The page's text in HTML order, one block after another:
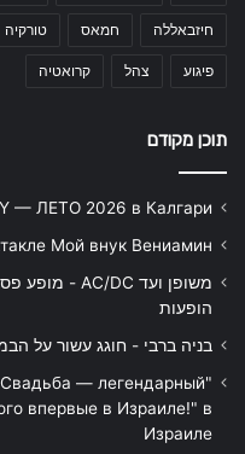
חיזבאללה חמאס טורקיה
פיגוע צהל קרואטיה
תוכן מקודם
— ЛЕТО 2026 в Калгари
Мой внук Вениамин
הופעות
בניה ברבי - חוגג עשור על הבמות! 2026 - כרטיסים ולוח
Свадьба — легендарный
впервые в Израиле!" в
Израиле